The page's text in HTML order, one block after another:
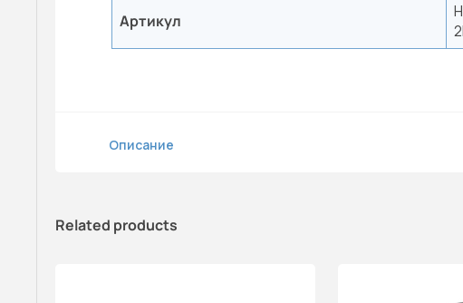
Артикул
Описание
Related products